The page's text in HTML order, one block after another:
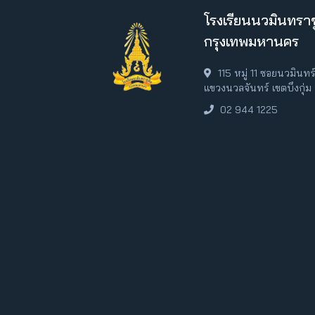
โรงเรียนนวมินทร
กรุงเทพมหานคร
115 หมู่ 11 ซอยนวมิน
แขวงนวลจันทร์ เขตบึงกุ่
02 944 1225